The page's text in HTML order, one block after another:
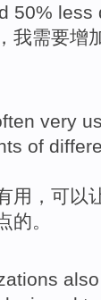
50% less
， 我需要增
very
of
用 ， 可以
的。
also